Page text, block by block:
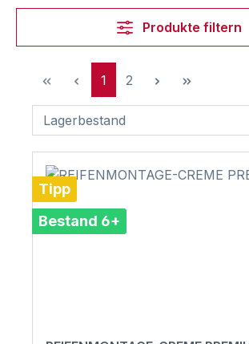
Produkte filtern
Seite
1 Seite
2
Tipp
Bestand 6+